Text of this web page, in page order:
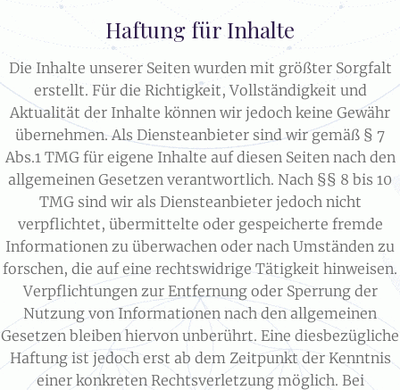
Haftung für Inhalte​
Die Inhalte unserer Seiten wurden mit größter Sorgfalt
erstellt. Für die Richtigkeit, Vollständigkeit und
Aktualität der Inhalte können wir jedoch keine Gewähr
übernehmen. Als Diensteanbieter sind wir gemäß § 7
Abs.1 TMG für eigene Inhalte auf diesen Seiten nach den
allgemeinen Gesetzen verantwortlich. Nach §§ 8 bis 10
TMG sind wir als Diensteanbieter jedoch nicht
verpflichtet, übermittelte oder gespeicherte fremde
Informationen zu überwachen oder nach Umständen zu
forschen, die auf eine rechtswidrige Tätigkeit hinweisen.
Verpflichtungen zur Entfernung oder Sperrung der
Nutzung von Informationen nach den allgemeinen
Gesetzen bleiben hiervon unberührt. Eine diesbezügliche
Haftung ist jedoch erst ab dem Zeitpunkt der Kenntnis
einer konkreten Rechtsverletzung möglich. Bei